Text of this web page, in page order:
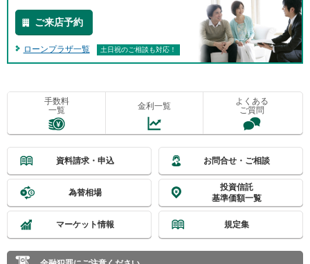
ご来店予約
ローンプラザ一覧 土日祝のご相談も対応！
手数料
一覧
金利一覧
よくある
ご質問
資料請求・申込 お問合せ・ご相談
為替相場
投資信託
基準価額一覧
マーケット情報 規定集